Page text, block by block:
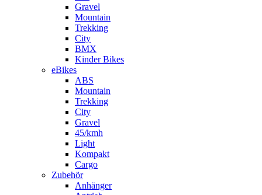
Gravel
Mountain
Trekking
City
BMX
Kinder Bikes
eBikes
ABS
Mountain
Trekking
City
Gravel
45/kmh
Light
Kompakt
Cargo
Zubehör
Anhänger